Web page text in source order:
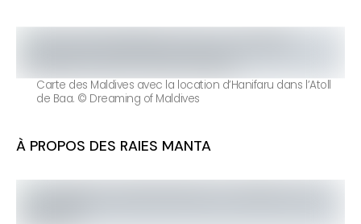
Carte des Maldives avec la location d’Hanifaru dans l’Atoll
de Baa. © Dreaming of Maldives
À PROPOS DES RAIES MANTA